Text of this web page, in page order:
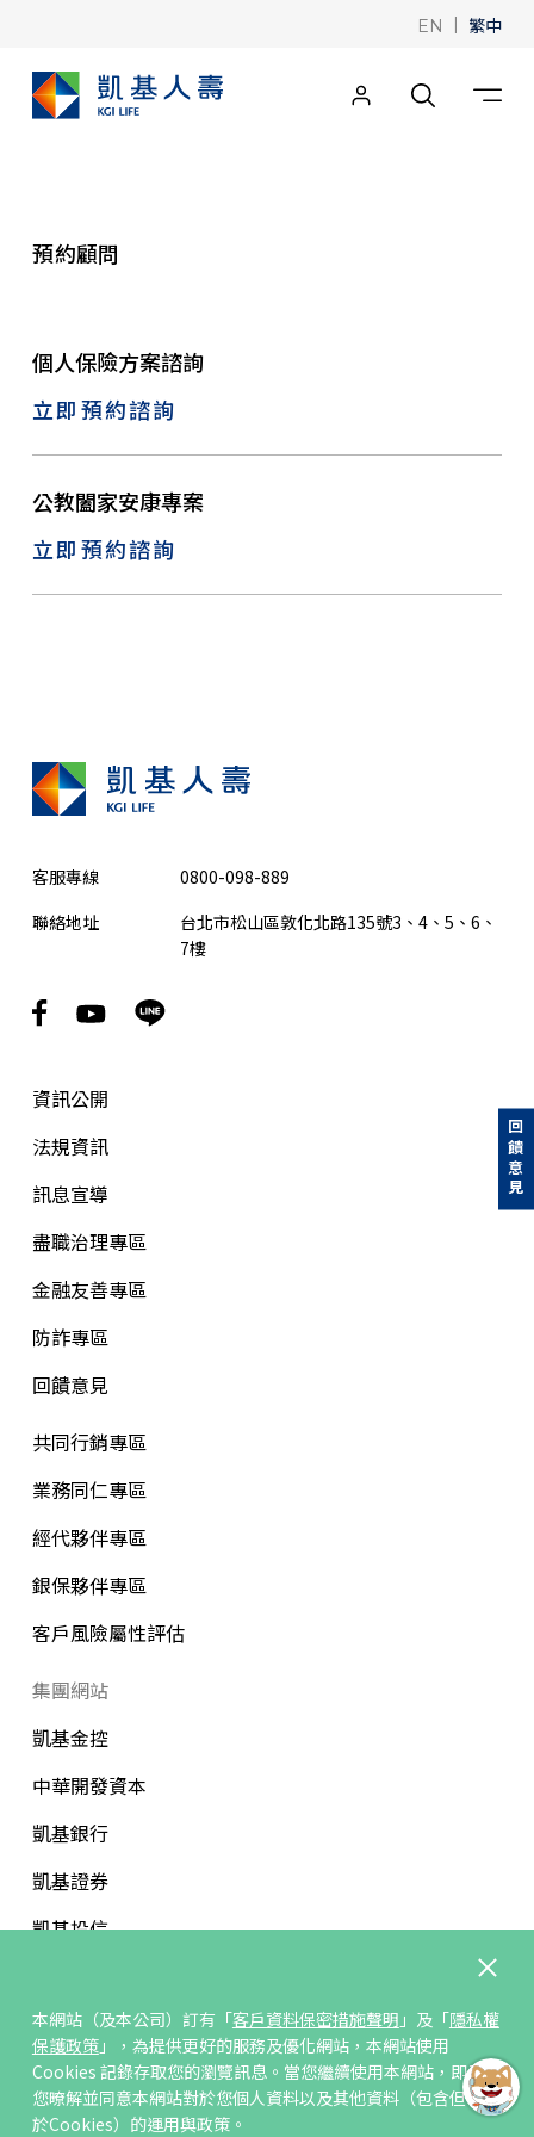
EN | 繁中
預約顧問
個人保險方案諮詢
立即預約諮詢
公教闔家安康專案
立即預約諮詢
本網站（及本公司）訂有「客戶資料保密措施聲明 」及「隱私權
保護政策」，為提供更好的服務及優化網站，本網站使用
Cookies 記錄存取您的瀏覽訊息。當您繼續使用本網站，即表示
您暸解並同意本網站對於您個人資料以及其他資料（包含但不限
於Cookies）的運用與政策。
客服專線
0800-098-889
聯絡地址
台北市松山區敦化北路135號3、4、5、6、
7樓
資訊公開
法規資訊
訊息宣導
盡職治理專區
金融友善專區
防詐專區
回饋意見
共同行銷專區
業務同仁專區
經代夥伴專區
銀保夥伴專區
客戶風險屬性評估
集團網站
凱基金控
中華開發資本
凱基銀行
凱基證券
凱基投信
訂閱/取消電子報
回饋意見